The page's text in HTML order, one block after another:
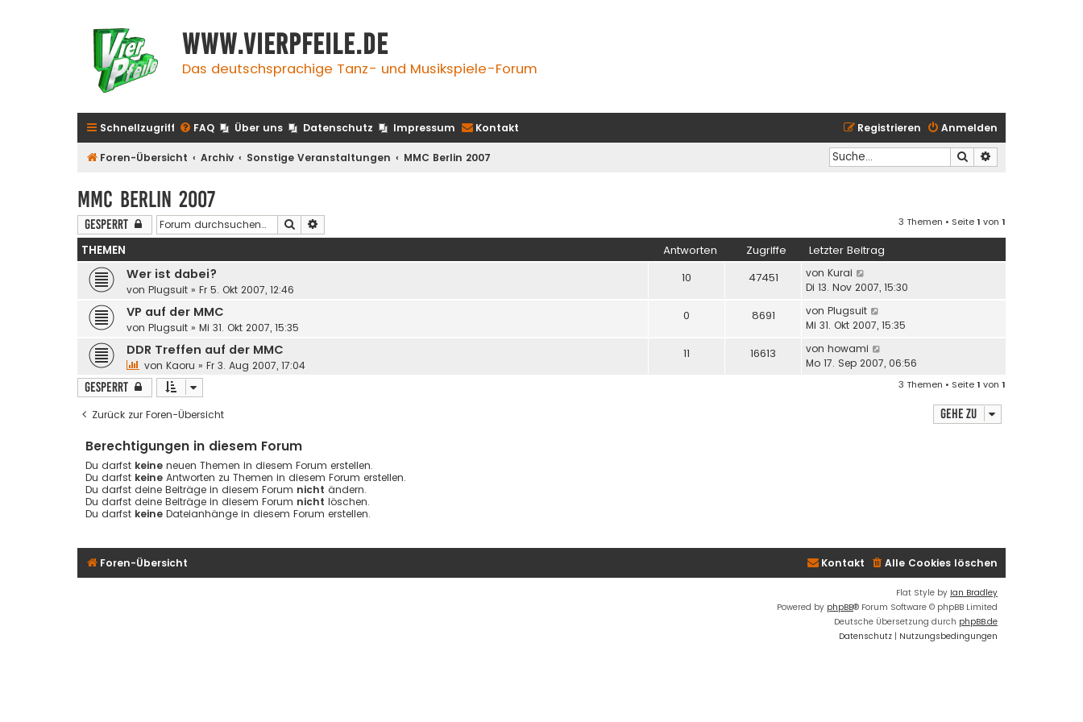
www.vierpfeile.de
Das deutschsprachige Tanz- und Musikspiele-Forum
Schnellzugriff FAQ Über uns Datenschutz Impressum Kontakt Anmelden
Registrieren
Foren-Übersicht Archiv Sonstige Veranstaltungen MMC Berlin 2007 Suche
MMC Berlin 2007
Gesperrt Suche 3 Themen • Seite1 von 1
THEMEN Antworten Zugriffe Letzter Beitrag
Wer ist dabei?
von Plugsuit » Fr 5. Okt 2007, 12:46
10 47451 von Kurai
Di 13. Nov 2007, 15:30
VP auf der MMC
von Plugsuit » Mi 31. Okt 2007, 15:35
0 8691 von Plugsuit
Mi 31. Okt 2007, 15:35
DDR Treffen auf der MMC
von Kaoru » Fr 3. Aug 2007, 17:04
11 16613 von howami
Mo 17. Sep 2007, 06:56
Gesperrt 3 Themen • Seite1 von 1
Zurück zur Foren-Übersicht Gehe zu
Berechtigungen in diesem Forum
Du darfst keine neuen Themen in diesem Forum erstellen.
Du darfst keine Antworten zu Themen in diesem Forum erstellen.
Du darfst deine Beiträge in diesem Forum nicht ändern.
Du darfst deine Beiträge in diesem Forum nicht löschen.
Du darfst keine Dateianhänge in diesem Forum erstellen.
Foren-Übersicht Alle Cookies löschen
Kontakt
Flat Style by Ian Bradley
Powered by phpBB® Forum Software © phpBB Limited
Deutsche Übersetzung durch phpBB.de
Datenschutz | Nutzungsbedingungen